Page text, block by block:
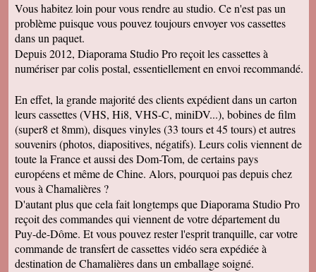
Vous habitez loin pour vous rendre au studio. Ce n'est pas un
problème puisque vous pouvez toujours envoyer vos cassettes
dans un paquet.
Depuis 2012, Diaporama Studio Pro reçoit les cassettes à
numériser par colis postal, essentiellement en envoi recommandé.
En effet, la grande majorité des clients expédient dans un carton
leurs cassettes (VHS, Hi8, VHS-C, miniDV...), bobines de film
(super8 et 8mm), disques vinyles (33 tours et 45 tours) et autres
souvenirs (photos, diapositives, négatifs). Leurs colis viennent de
toute la France et aussi des Dom-Tom, de certains pays
européens et même de Chine. Alors, pourquoi pas depuis chez
vous à Chamalières ?
D'autant plus que cela fait longtemps que Diaporama Studio Pro
reçoit des commandes qui viennent de votre département du
Puy-de-Dôme. Et vous pouvez rester l'esprit tranquille, car votre
commande de transfert de cassettes vidéo sera expédiée à
destination de Chamalières dans un emballage soigné.